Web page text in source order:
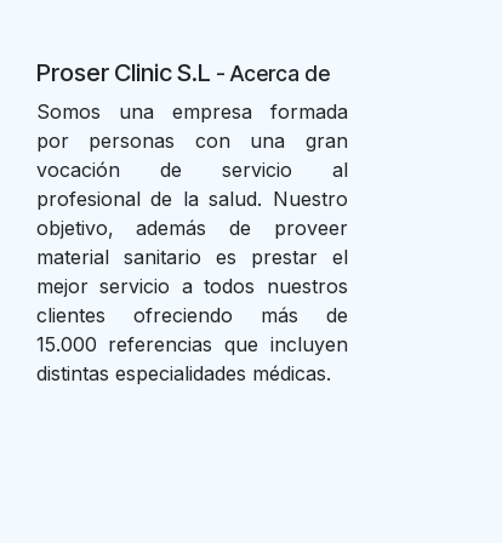
Proser Clinic S.L - Acerca de
Somos una empresa formada
por personas con una gran
vocación de servicio al
profesional de la salud. Nuestro
objetivo, además de proveer
material sanitario es prestar el
mejor servicio a todos nuestros
clientes ofreciendo más de
15.000 referencias que incluyen
distintas especialidades médicas.